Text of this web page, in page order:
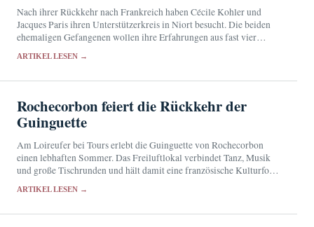
Nach ihrer Rückkehr nach Frankreich haben Cécile Kohler und
Jacques Paris ihren Unterstützerkreis in Niort besucht. Die beiden
ehemaligen Gefangenen wollen ihre Erfahrungen aus fast vier
ARTIKEL LESEN →
Rochecorbon feiert die Rückkehr der
Guinguette
Am Loireufer bei Tours erlebt die Guinguette von Rochecorbon
einen lebhaften Sommer. Das Freiluftlokal verbindet Tanz, Musik
und große Tischrunden und hält damit eine französische Kulturform
ARTIKEL LESEN →